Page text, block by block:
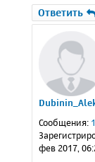
Ответить
Сообщения: 1
фев 2017,